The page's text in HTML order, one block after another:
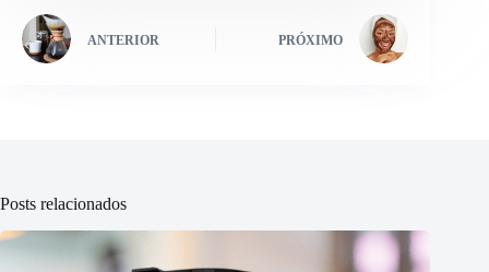
ANTERIOR PRÓXIMO
Posts relacionados